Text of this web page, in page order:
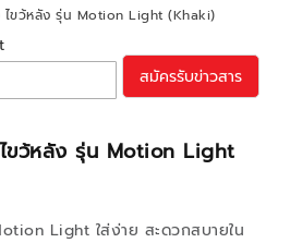
ไขว้หลัง รุ่น Motion Light (Khaki)
ขว้หลัง รุ่น Motion Light
Light ใส่ง่าย สะดวกสบายใน
สมัครรับข่าวสาร